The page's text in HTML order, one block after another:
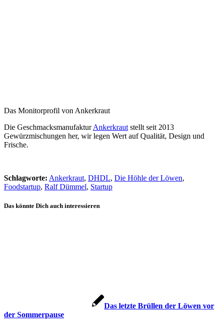
Das Monitorprofil von Ankerkraut
Die GeschmacksmanufakturAnkerkraut stellt seit 2013
Gewürzmischungen her, wir legen Wert auf Qualität, Design und
Frische.
Schlagworte: Ankerkraut, DHDL, Die Höhle der Löwen,
Foodstartup, Ralf Dümmel, Startup
Das könnte Dich auch interessieren
Das letzte Brüllen der Löwen vor
der Sommerpause